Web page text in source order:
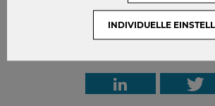
INDIVIDUELLE